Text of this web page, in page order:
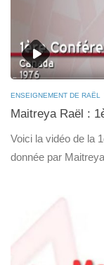
ENSEIGNEMENT DE RAËL
Maitreya Raël :
Voici la vidéo de la
donnée par